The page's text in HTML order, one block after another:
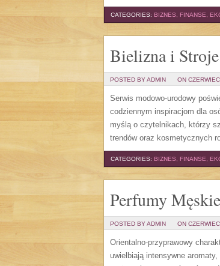
CATEGORIES: BIZNES, FINANSE,
Bielizna i
POSTED BY ADMIN ON
Serwis modowo-urodowy
codziennym inspiracjom dla
myślą o czytelnikach, którzy
trendów oraz kosmetycznych
CATEGORIES: BIZNES, FINANSE,
Perfumy Męskie
POSTED BY ADMIN ON
Orientalno-przyprawowy
uwielbiają intensywne